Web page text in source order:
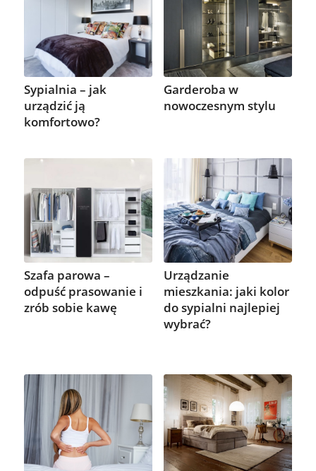
Sypialnia – jak
urządzić ją
komfortowo?
Garderoba w
nowoczesnym stylu
Szafa parowa –
odpuść prasowanie i
zrób sobie kawę
Urządzanie
mieszkania: jaki kolor
do sypialni najlepiej
wybrać?